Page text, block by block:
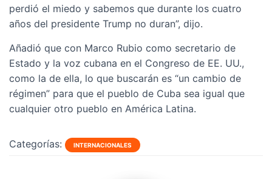
perdió el miedo y sabemos que durante los cuatro
años del presidente Trump no duran”, dijo.
Añadió que con Marco Rubio como secretario de
Estado y la voz cubana en el Congreso de EE. UU.,
como la de ella, lo que buscarán es “un cambio de
régimen” para que el pueblo de Cuba sea igual que
cualquier otro pueblo en América Latina.
Categorías: INTERNACIONALES